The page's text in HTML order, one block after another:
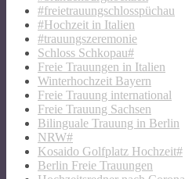
#freietrauungschlosspüchau
#Hochzeit in Italien
#trauungszeremonie
Schloss Schkopau#
Freie Trauungen in Italien
Winterhochzeit Bayern
Freie Trauung international
Freie Trauung Sachsen
Bilinguale Trauung in Berlin
NRW#
Kosaido Golfplatz Hochzeit#
Berlin Freie Trauungen